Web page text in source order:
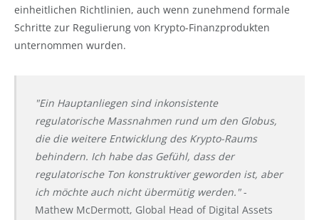
einheitlichen Richtlinien, auch wenn zunehmend formale
Schritte zur Regulierung von Krypto-Finanzprodukten
unternommen wurden.
"Ein Hauptanliegen sind inkonsistente
regulatorische Massnahmen rund um den Globus,
die die weitere Entwicklung des Krypto-Raums
behindern. Ich habe das Gefühl, dass der
regulatorische Ton konstruktiver geworden ist, aber
ich möchte auch nicht übermütig werden."-
Mathew McDermott, Global Head of Digital Assets